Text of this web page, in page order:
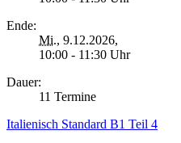
Ende:
Mi., 9.12.2026,
10:00 - 11:30 Uhr
Dauer:
11 Termine
Italienisch Standard B1 Teil 4